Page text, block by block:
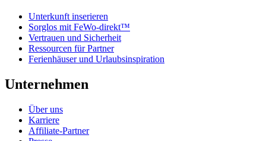
Unterkunft inserieren
Sorglos mit FeWo-direkt™
Vertrauen und Sicherheit
Ressourcen für Partner
Ferienhäuser und Urlaubsinspiration
Unternehmen
Über uns
Karriere
Affiliate-Partner